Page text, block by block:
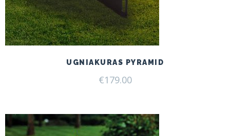
UGNIAKURAS PYRAMID
€179.00